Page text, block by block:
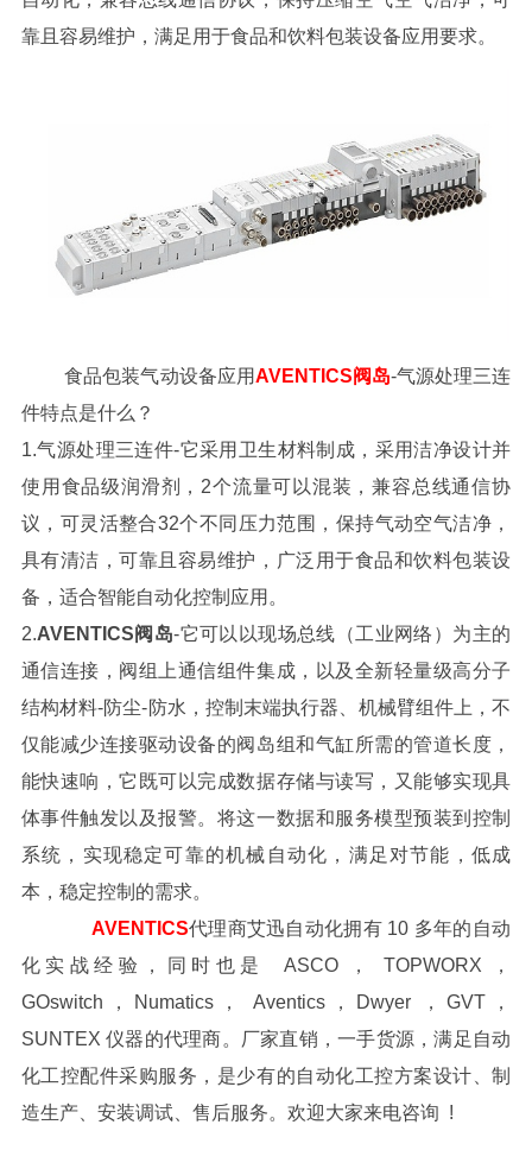
靠且容易维护，满足用于食品和饮料包装设备应用要求。
食品包装气动设备应用AVENTICS阀岛-气源处理三连
件特点是什么？
1.气源处理三连件-它采用卫生材料制成，采用洁净设计并
使用食品级润滑剂，2个流量可以混装，兼容总线通信协
议，可灵活整合32个不同压力范围，保持气动空气洁净，
具有清洁，可靠且容易维护，广泛用于食品和饮料包装设
备，适合智能自动化控制应用。
2.AVENTICS阀岛-它可以以现场总线（工业网络）为主的
通信连接，阀组上通信组件集成，以及全新轻量级高分子
结构材料-防尘-防水，控制末端执行器、机械臂组件上，不
仅能减少连接驱动设备的阀岛组和气缸所需的管道长度，
能快速响，它既可以完成数据存储与读写，又能够实现具
体事件触发以及报警。将这一数据和服务模型预装到控制
系统，实现稳定可靠的机械自动化，满足对节能，低成
本，稳定控制的需求。
AVENTICS代理商艾迅自动化拥有 10 多年的自动
化实战经验，同时也是 ASCO ， TOPWORX ，
GOswitch，Numatics， Aventics，Dwyer ，GVT，
SUNTEX 仪器的代理商。厂家直销，一手货源，满足自动
化工控配件采购服务，是少有的自动化工控方案设计、制
造生产、安装调试、售后服务。欢迎大家来电咨询 !